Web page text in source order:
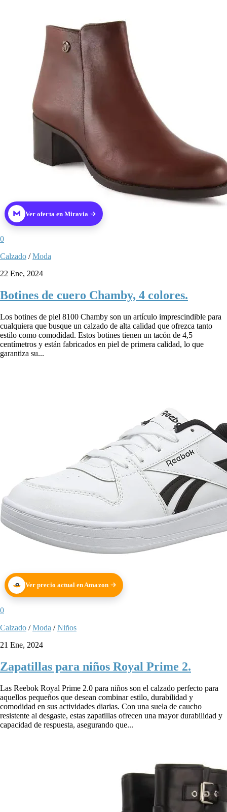
Ver oferta en Miravia
0
Calzado /Moda
22 Ene, 2024
Botines de cuero Chamby, 4 colores.
Los botines de piel 8100 Chamby son un artículo imprescindible para
cualquiera que busque un calzado de alta calidad que ofrezca tanto
estilo como comodidad. Estos botines tienen un tacón de 4,5
centímetros y están fabricados en piel de primera calidad, lo que
garantiza su...
Ver precio actual en Amazon
0
Calzado /Moda /Niños
21 Ene, 2024
Zapatillas para niños Royal Prime 2.
Las Reebok Royal Prime 2.0 para niños son el calzado perfecto para
aquellos pequeños que desean combinar estilo, durabilidad y
comodidad en sus actividades diarias. Con una suela de caucho
resistente al desgaste, estas zapatillas ofrecen una mayor durabilidad y
capacidad de respuesta, asegurando que...